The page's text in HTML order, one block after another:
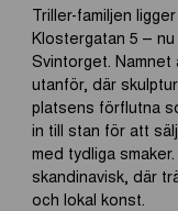
Triller-familjen
Klostergatan 5 – nu
Svintorget.
utanför, där
platsens förflutna
in till stan för att
med tydliga
skandinavisk, där
och lokal konst.